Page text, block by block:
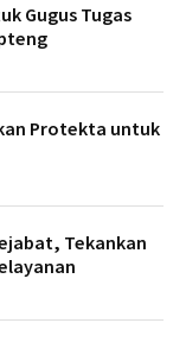
Gugus Tugas
Protekta untuk
Tekankan